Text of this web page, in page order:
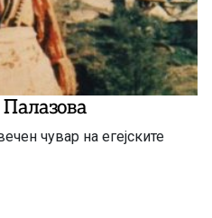
чувар на егејските